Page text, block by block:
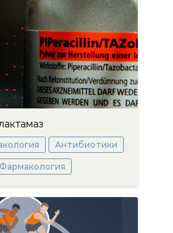
Антибиотики
Фармакология